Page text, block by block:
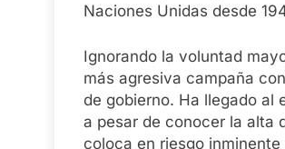
Naciones Unidas desde
Ignorando la voluntad
más agresiva campaña
de gobierno. Ha llegado al
a pesar de conocer la alta
coloca en riesgo